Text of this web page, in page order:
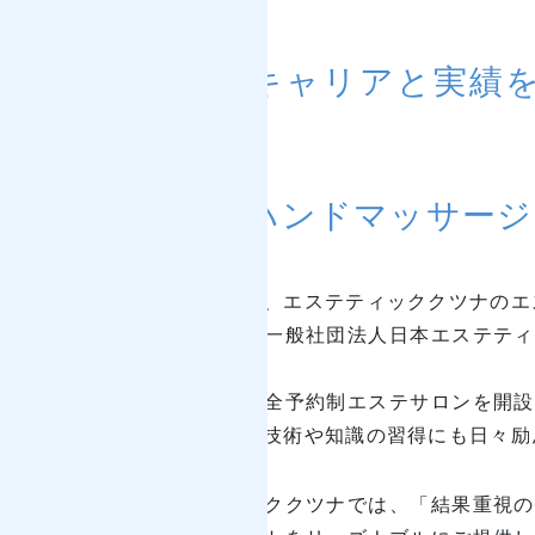
長年のキャリアと実績
自慢のハンドマッサー
はじめまして、エステティッククツナの
２００８年に一般社団法人日本エステテ
２０１１年完全予約制エステサロンを開
る他、新しい技術や知識の習得にも日々
エステティッククツナでは、「結果重視